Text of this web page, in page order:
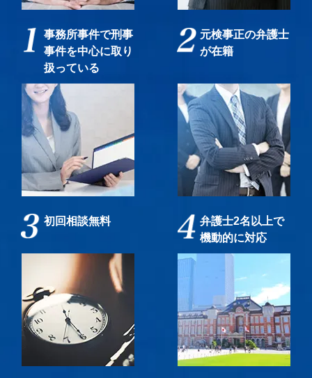
事務所事件で刑事
事件を中心に取り
扱っている
元検事正の弁護士
が在籍
初回相談無料
弁護士2名以上で
機動的に対応